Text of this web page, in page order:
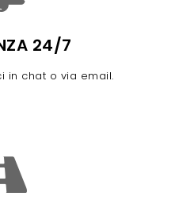
24/7
in chat o via email.